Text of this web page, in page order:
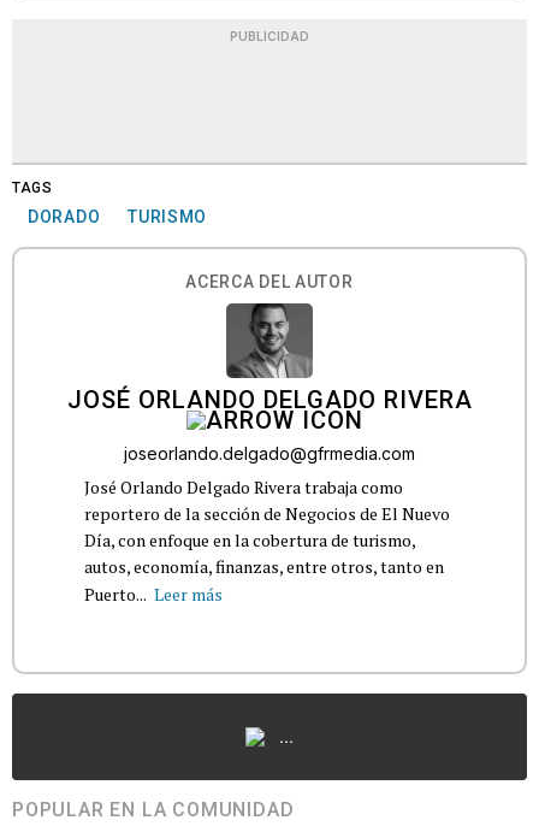
PUBLICIDAD
TAGS
DORADO TURISMO
ACERCA DEL AUTOR
JOSÉ ORLANDO DELGADO RIVERA
joseorlando.delgado@gfrmedia.com
José Orlando Delgado Rivera trabaja como
reportero de la sección de Negocios de El Nuevo
Día, con enfoque en la cobertura de turismo,
autos, economía, finanzas, entre otros, tanto en
Puerto... Leer más
...
POPULAR EN LA COMUNIDAD